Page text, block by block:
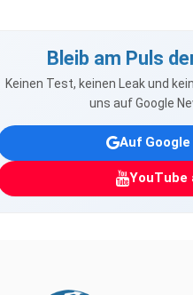
Bleib am Puls
Keinen Test, keinen Leak und
uns auf Google
Auf
YouTube